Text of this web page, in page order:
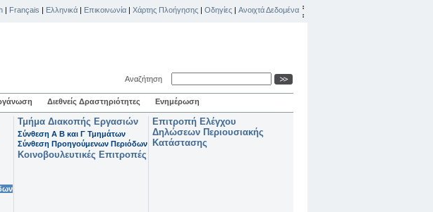
| Français | Ελληνικά | Επικοινωνία | Χάρτης Πλοήγησης | Οδηγίες | Ανοιχτά Δεδομένα
Αναζήτηση
Διεθνείς Δραστηριότητες Ενημέρωση
Τμήμα Διακοπής Εργασιών
Σύνθεση Α Β και Γ Τμημάτων
Σύνθεση Προηγούμενων Περιόδων
Κοινοβουλευτικές Επιτροπές
Επιτροπή Ελέγχου
Δηλώσεων Περιουσιακής
Κατάστασης